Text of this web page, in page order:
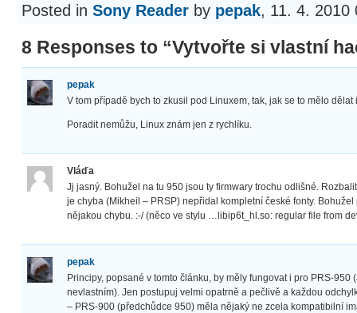
Posted in Sony Reader by pepak, 11. 4. 2010
8 Responses to “Vytvořte si vlastní
pepak
V tom případě bych to zkusil pod Linuxem, tak, jak se to mělo dělat
Poradit nemůžu, Linux znám jen z rychlíku.
Vláďa
Jj jasný. Bohužel na tu 950 jsou ty firmwary trochu odlišné.
je chyba (Mikheil – PRSP) nepřidal kompletní české fonty.
nějakou chybu. :-/ (něco ve stylu …libip6t_hl.so: regular file from
pepak
Principy, popsané v tomto článku, by měly fungovat i pro PRS-
nevlastním). Jen postupuj velmi opatrně a pečlivě a každou
– PRS-900 (předchůdce 950) měla nějaký ne zcela kompatibilní